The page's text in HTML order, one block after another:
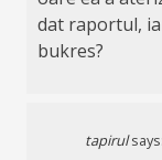
dat raportul,
bukres?
tapirul says: